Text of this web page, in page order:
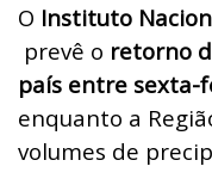
O Instituto
prevê o retorno
país entre sexta-
enquanto a
volumes de